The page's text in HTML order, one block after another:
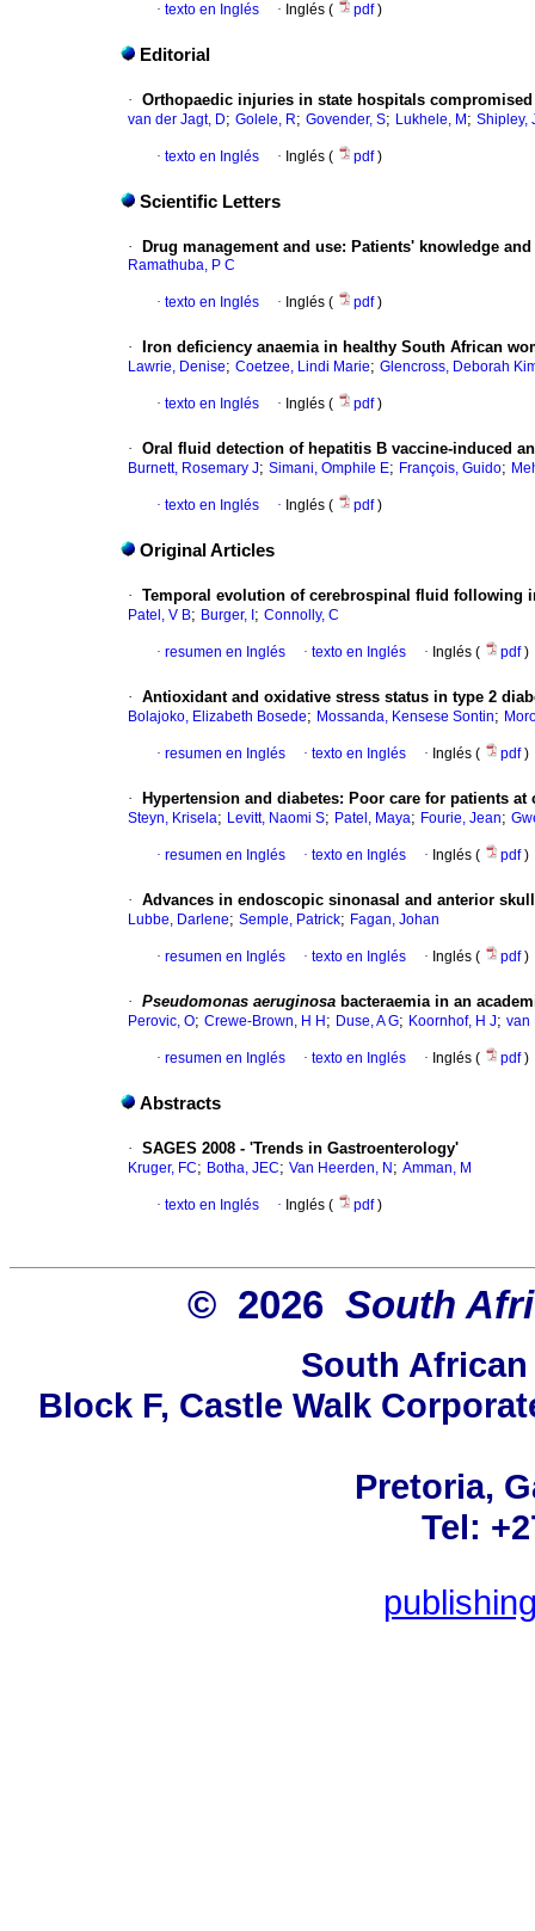
· texto en Inglés · Inglés ( pdf)
Editorial
· Orthopaedic injuries in state hospitals compromised
van der Jagt, D; Golele, R; Govender, S; Lukhele, M ; Shipley,
· texto en Inglés · Inglés ( pdf)
Scientific Letters
· Drug management and use: Patients' knowledge
Ramathuba, P C
· texto en Inglés · Inglés ( pdf)
· Iron deficiency anaemia in healthy South African
Lawrie, Denise; Coetzee, Lindi Marie; Glencross, Deborah
· texto en Inglés · Inglés ( pdf)
· Oral fluid detection of hepatitis B vaccine-induced
Burnett, Rosemary J; Simani, Omphile E; François, Guido;
· texto en Inglés · Inglés ( pdf)
Original Articles
· Temporal evolution of cerebrospinal fluid following
Patel, V B; Burger, I ; Connolly, C
· resumen en Inglés · texto en Inglés · Inglés ( pdf)
· Antioxidant and oxidative stress status in type 2
Bolajoko, Elizabeth Bosede; Mossanda, Kensese Sontin;
· resumen en Inglés · texto en Inglés · Inglés ( pdf)
· Hypertension and diabetes: Poor care for patients
Steyn, Krisela; Levitt, Naomi S; Patel, Maya; Fourie, Jean;
· resumen en Inglés · texto en Inglés · Inglés ( pdf)
· Advances in endoscopic sinonasal and anterior
Lubbe, Darlene; Semple, Patrick; Fagan, Johan
· resumen en Inglés · texto en Inglés · Inglés ( pdf)
· Pseudomonas aeruginosa bacteraemia in an
Perovic, O; Crewe-Brown, H H ; Duse, A G; Koornhof, H J; van
· resumen en Inglés · texto en Inglés · Inglés ( pdf)
Abstracts
· SAGES 2008 - 'Trends in Gastroenterology'
Kruger, FC; Botha, JEC; Van Heerden, N ; Amman, M
· texto en Inglés · Inglés ( pdf)
© 2026 South
South
Block F, Castle Walk
Pretoria,
Tel: